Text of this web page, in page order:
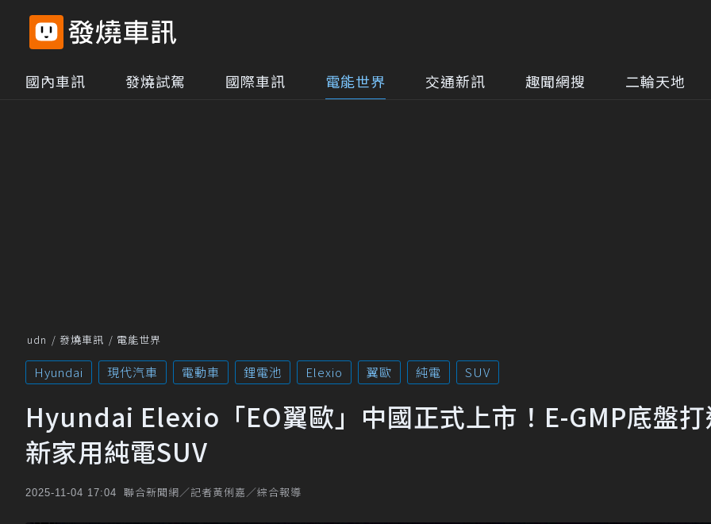
國內車訊 發燒試駕 國際車訊 電能世界 交通新訊 趣聞網搜 二輪天地
udn 發燒車訊 電能世界
Hyundai 現代汽車 電動車 鋰電池 Elexio 翼歐 純電 SUV
Hyundai Elexio「EO翼歐」中國正式上市！E-GMP底盤
新家用純電SUV
2025-11-04 17:04 聯合新聞網／記者黃俐嘉／綜合報導